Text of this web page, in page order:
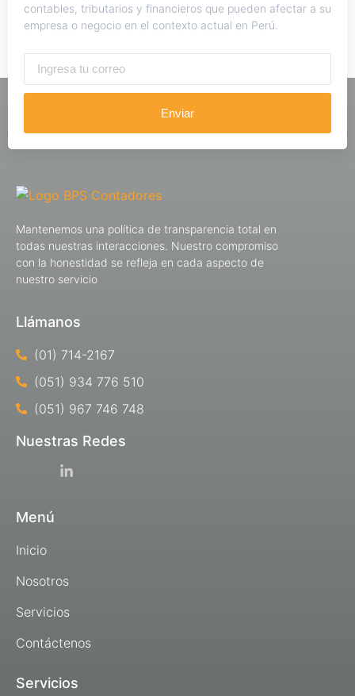
contables, tributarios y financieros que pueden afectar a su
empresa o negocio en el contexto actual en Perú.
Enviar
Mantenemos una política de transparencia total en
todas nuestras interacciones. Nuestro compromiso
con la honestidad se refleja en cada aspecto de
nuestro servicio
Llámanos
(01) 714-2167
(051) 934 776 510
(051) 967 746 748
Nuestras Redes
Menú
Inicio
Nosotros
Servicios
Contáctenos
Servicios